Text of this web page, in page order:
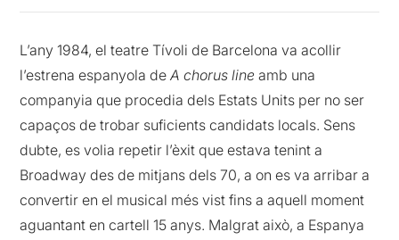
L’any 1984, el teatre Tívoli de Barcelona va acollir
l’estrena espanyola deA chorus line amb una
companyia que procedia dels Estats Units per no ser
capaços de trobar suficients candidats locals. Sens
dubte, es volia repetir l’èxit que estava tenint a
Broadway des de mitjans dels 70, a on es va arribar a
convertir en el musical més vist fins a aquell moment
aguantant en cartell 15 anys. Malgrat això, a Espanya